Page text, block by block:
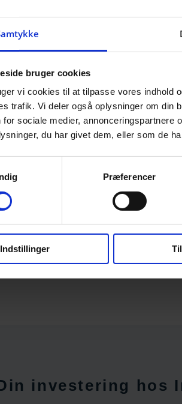
bruger cookies
vi cookies til at tilpasse vores indhold
trafik. Vi deler også oplysninger om din
for sociale medier,
du har givet dem, eller som de
Præferencer
Indstillinger
Anvend
selskabsmidler
kommer
Udvælg det rigtige
Underskriv
3. Nu er du i gang
investering hos